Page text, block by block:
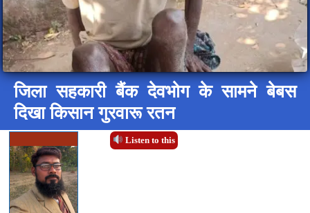
जिला सहकारी बैंक देवभोग के सामने बेबस
दिखा किसान गुरवारू रतन
Listen to this